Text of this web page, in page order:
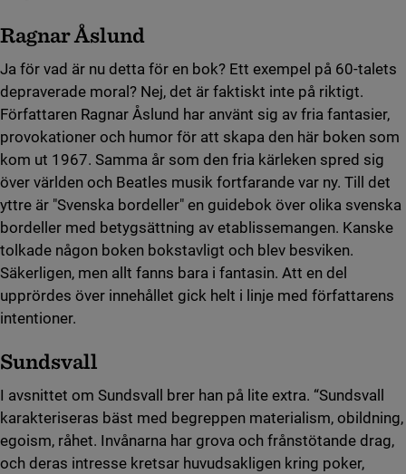
Ragnar Åslund
Ja för vad är nu detta för en bok? Ett exempel på 60-talets
depraverade moral? Nej, det är faktiskt inte på riktigt.
Författaren Ragnar Åslund har använt sig av fria fantasier,
provokationer och humor för att skapa den här boken som
kom ut 1967. Samma år som den fria kärleken spred sig
över världen och Beatles musik fortfarande var ny. Till det
yttre är "Svenska bordeller" en guidebok över olika svenska
bordeller med betygsättning av etablissemangen. Kanske
tolkade någon boken bokstavligt och blev besviken.
Säkerligen, men allt fanns bara i fantasin. Att en del
upprördes över innehållet gick helt i linje med författarens
intentioner.
Sundsvall
I avsnittet om Sundsvall brer han på lite extra. “Sundsvall
karakteriseras bäst med begreppen materialism, obildning,
egoism, råhet. Invånarna har grova och frånstötande drag,
och deras intresse kretsar huvudsakligen kring poker,